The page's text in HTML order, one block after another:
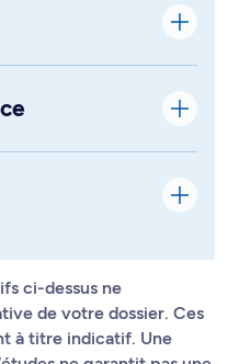
ci-dessus ne
de votre dossier. Ces
à titre indicatif. Une